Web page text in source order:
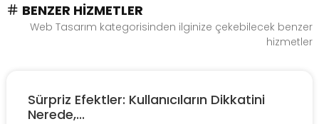
BENZER HIZMETLER
Web Tasarım kategorisinden ilginize çekebilecek benzer
hizmetler
Sürpriz Efektler: Kullanıcıların Dikkatini
Nerede,...